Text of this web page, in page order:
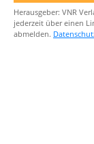
Herausgeber: VNR
jederzeit über einen
abmelden.